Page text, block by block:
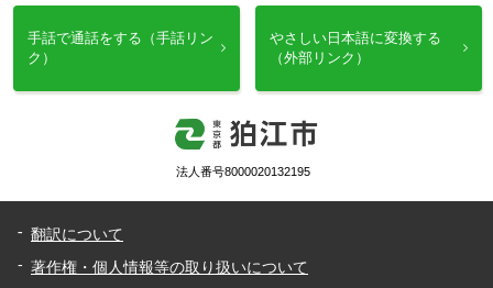
手話で通話をする（手話リン
ク）
やさしい日本語に変換する
（外部リンク）
法人番号8000020132195
翻訳について
著作権・個人情報等の取り扱いについて